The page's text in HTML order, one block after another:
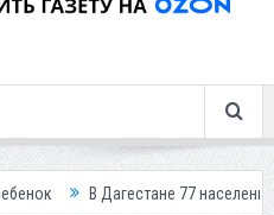
В Дагестане 77 населенных пунктов